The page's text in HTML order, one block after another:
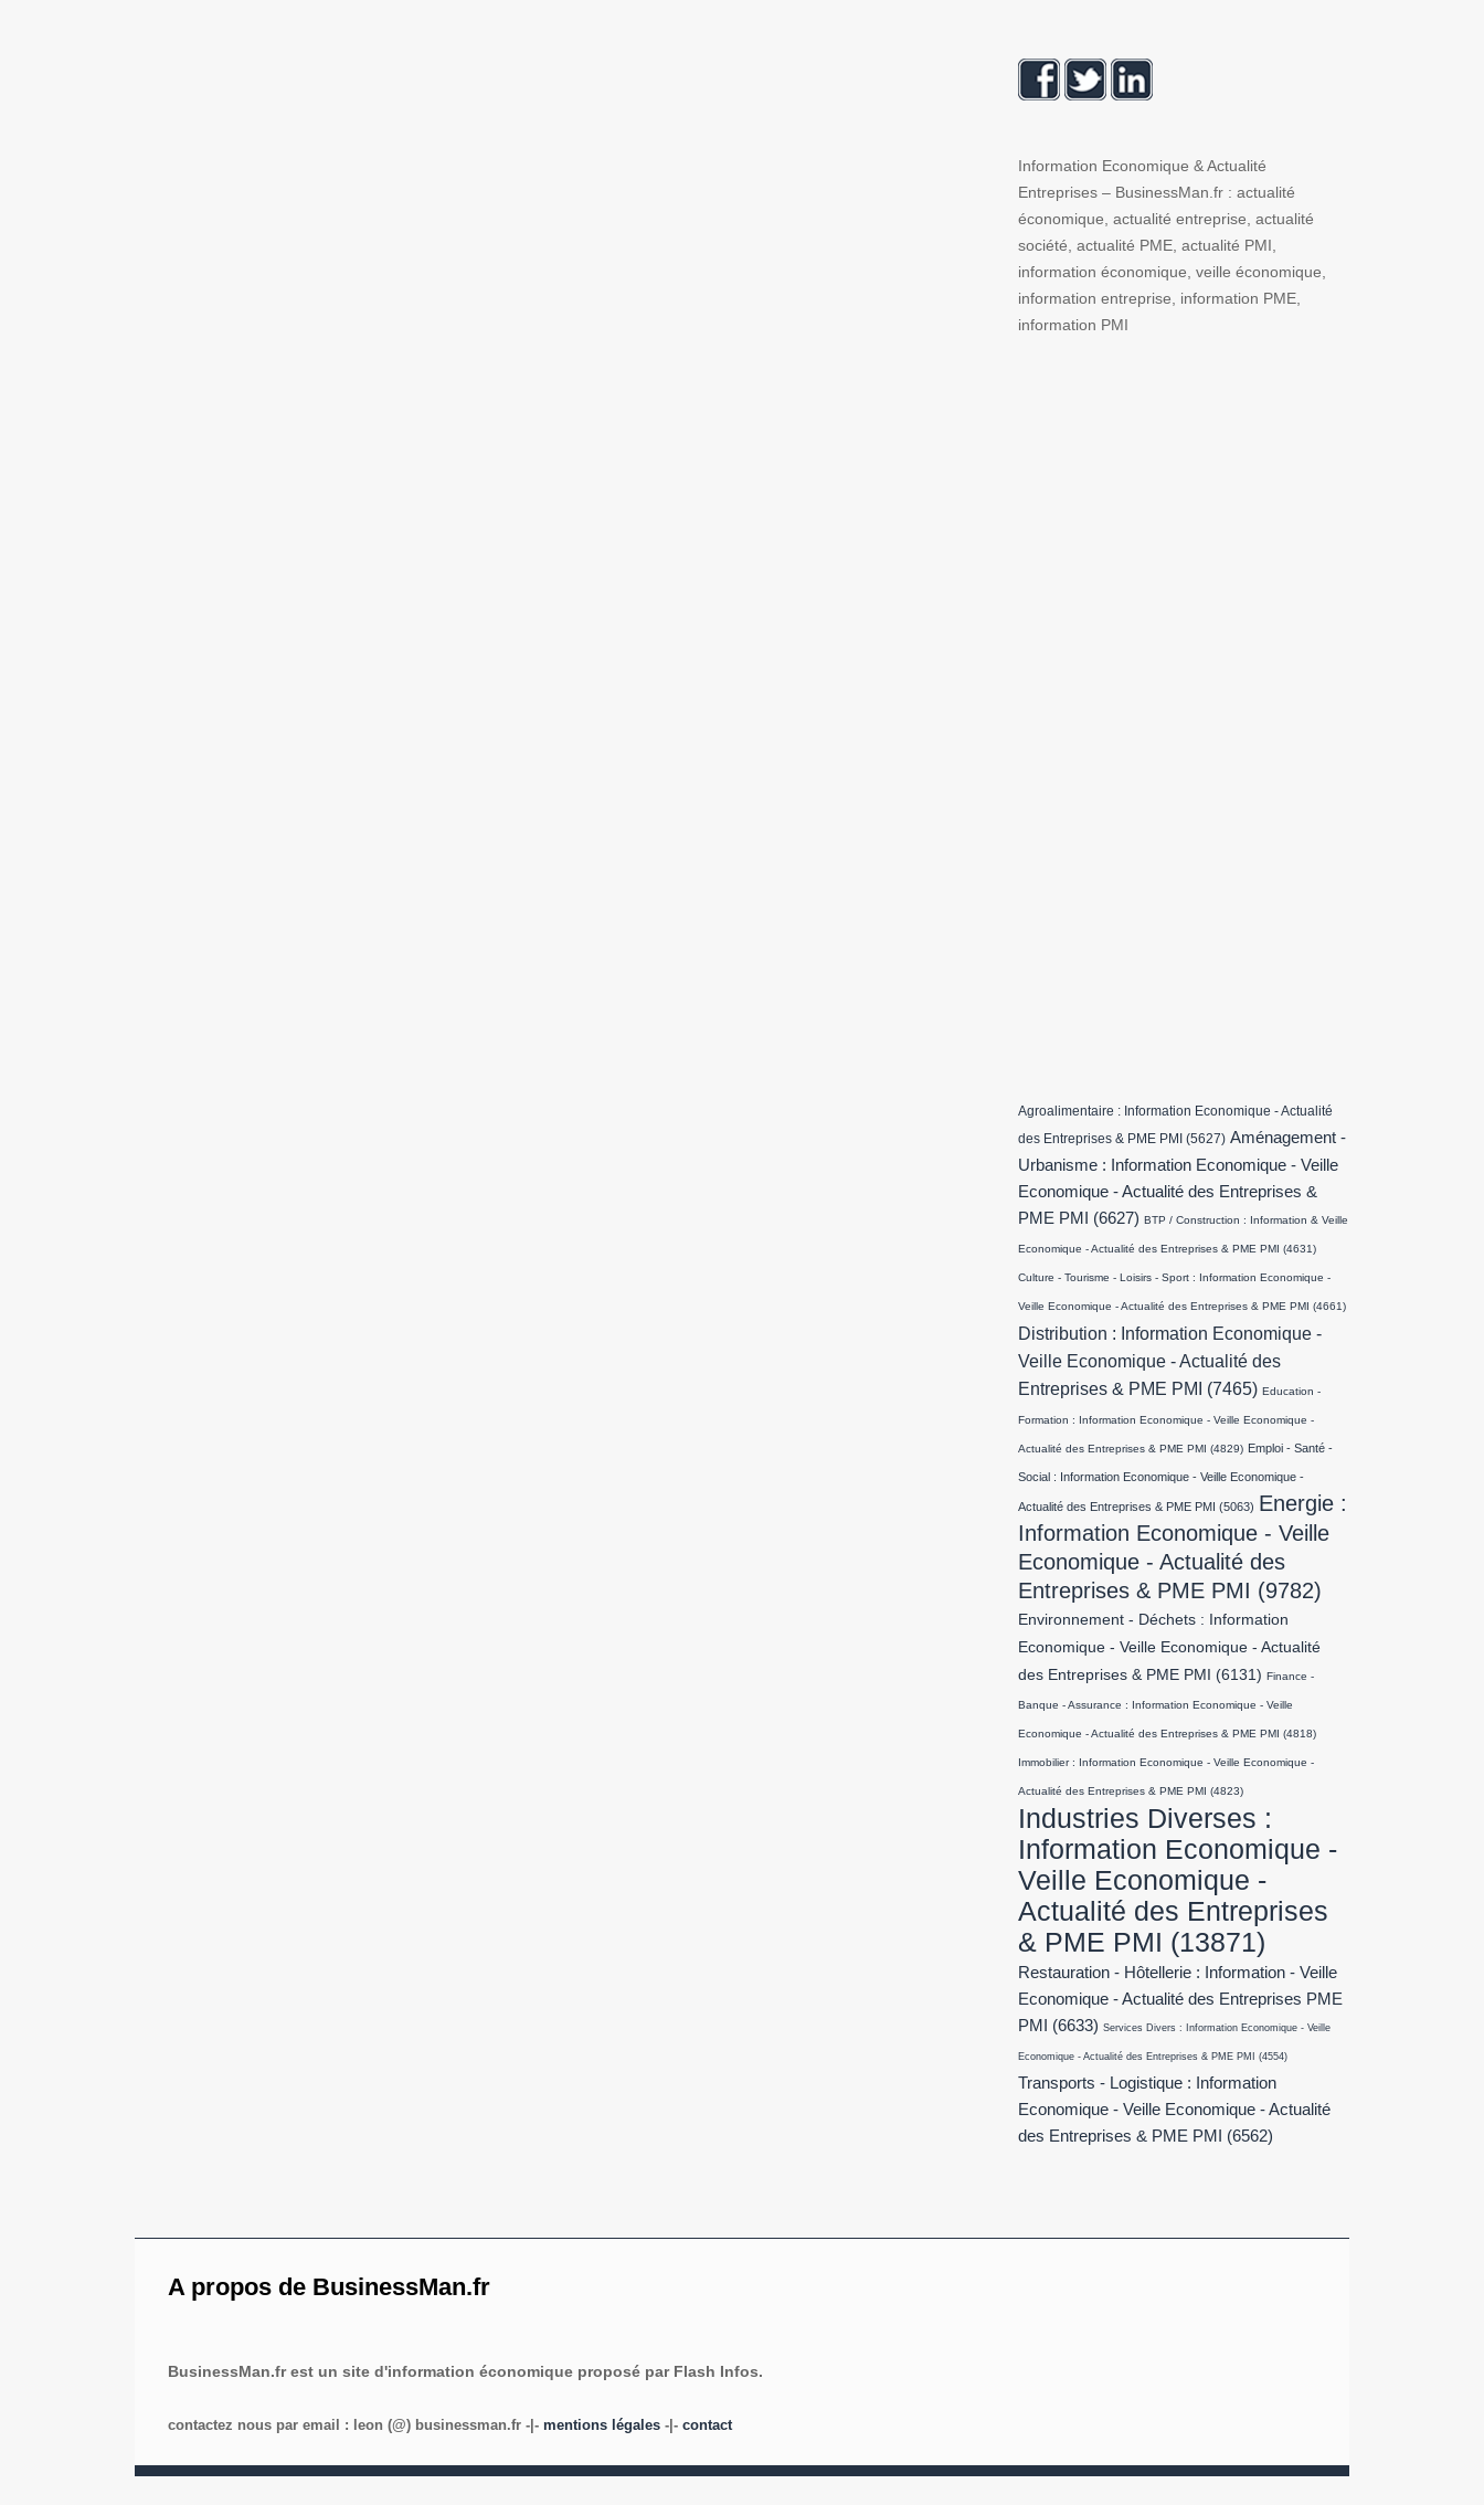
Information Economique & Actualité
Entreprises – BusinessMan.fr : actualité
économique, actualité entreprise, actualité
société, actualité PME, actualité PMI,
information économique, veille économique,
information entreprise, information PME,
information PMI
Agroalimentaire : Information Economique - Actualité
des Entreprises & PME PMI (5627) Aménagement -
Urbanisme : Information Economique - Veille
Economique - Actualité des Entreprises &
PME PMI
(6627) BTP / Construction : Information & Veille
Economique - Actualité des Entreprises & PME PMI (4631)
Culture - Tourisme - Loisirs - Sport : Information Economique -
Veille Economique - Actualité des Entreprises & PME PMI (4661)
Distribution : Information Economique -
Veille Economique - Actualité des
Entreprises & PME PMI (7465) Education -
Formation : Information Economique - Veille Economique -
Actualité des Entreprises & PME PMI (4829) Emploi - Santé -
Social : Information Economique - Veille Economique -
Actualité des Entreprises & PME PMI (5063) Energie :
Information Economique - Veille
Economique - Actualité des
Entreprises & PME PMI (9782)
Environnement - Déchets : Information
Economique - Veille Economique - Actualité
des Entreprises & PME PMI
(6131) Finance -
Banque - Assurance : Information Economique - Veille
Economique - Actualité des Entreprises & PME PMI (4818)
Immobilier : Information Economique - Veille Economique -
Actualité des Entreprises & PME PMI (4823)
Industries Diverses :
Information Economique -
Veille Economique -
Actualité des Entreprises
& PME PMI (13871)
Restauration - Hôtellerie : Information - Veille
Economique - Actualité des Entreprises PME
PMI
(6633) Services Divers : Information Economique - Veille
Economique - Actualité des Entreprises & PME PMI (4554)
Transports - Logistique : Information
Economique - Veille Economique - Actualité
des Entreprises & PME PMI
(6562)
A propos de BusinessMan.fr
BusinessMan.fr est un site d'information économique proposé par Flash Infos.
contactez nous par email : leon (@) businessman.fr -|- mentions légales -|- contact